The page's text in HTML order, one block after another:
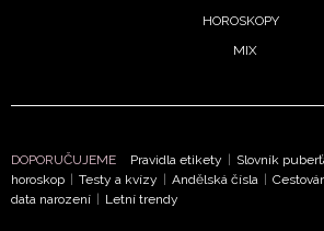
HOROSKOPY
MIX
DOPORUČUJEME Pravidla etikety | Slovník
horoskop | Testy a kvízy | Andělská čísla |
data narození | Letní trendy